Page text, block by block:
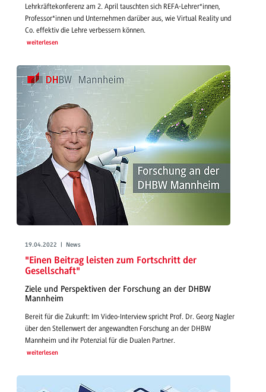
Lehrkräftekonferenz am 2. April tauschten sich REFA-Lehrer*innen,
Professor*innen und Unternehmen darüber aus, wie Virtual Reality und
Co. effektiv die Lehre verbessern können.
weiterlesen
19.04.2022 | News
"Einen Beitrag leisten zum Fortschritt der
Gesellschaft"
Ziele und Perspektiven der Forschung an der DHBW
Mannheim
Bereit für die Zukunft: Im Video-Interview spricht Prof. Dr. Georg Nagler
über den Stellenwert der angewandten Forschung an der DHBW
Mannheim und ihr Potenzial für die Dualen Partner.
weiterlesen